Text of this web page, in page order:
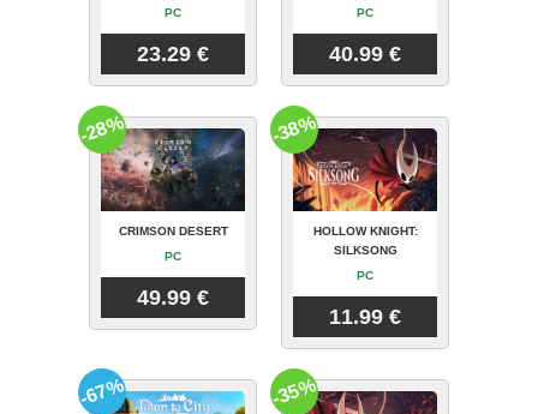
PC
23.29 €
PC
40.99 €
CRIMSON DESERT
PC
49.99 €
-28%
HOLLOW KNIGHT:
SILKSONG
PC
11.99 €
-38%
-67% -35%